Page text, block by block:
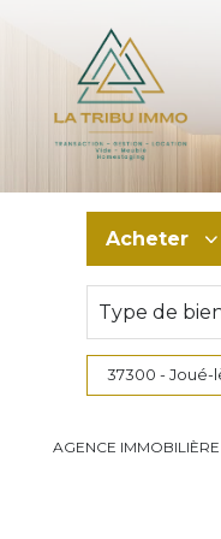
Acheter
De
De
Type de
37300 - Joué-
AGENCE